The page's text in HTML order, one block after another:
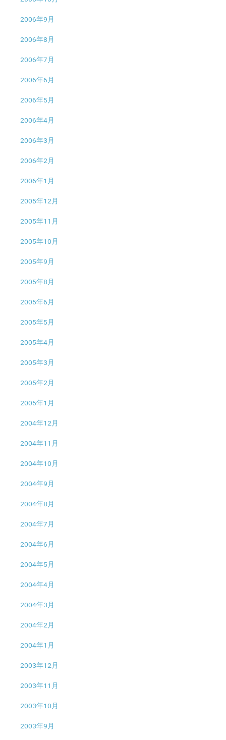
2006年9月
2006年8月
2006年7月
2006年6月
2006年5月
2006年4月
2006年3月
2006年2月
2006年1月
2005年12月
2005年11月
2005年10月
2005年9月
2005年8月
2005年6月
2005年5月
2005年4月
2005年3月
2005年2月
2005年1月
2004年12月
2004年11月
2004年10月
2004年9月
2004年8月
2004年7月
2004年6月
2004年5月
2004年4月
2004年3月
2004年2月
2004年1月
2003年12月
2003年11月
2003年10月
2003年9月